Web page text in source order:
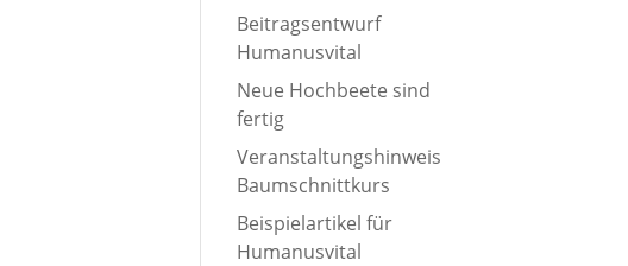
Beitragsentwurf
Humanusvital
Neue Hochbeete sind
fertig
Veranstaltungshinweis
Baumschnittkurs
Beispielartikel für
Humanusvital